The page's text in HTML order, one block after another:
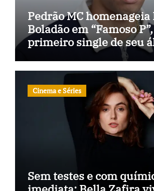
Pedrão MC homenageia
Boladão em “Famoso P”,
primeiro single de seu
Cinema e Séries
Sem testes e com